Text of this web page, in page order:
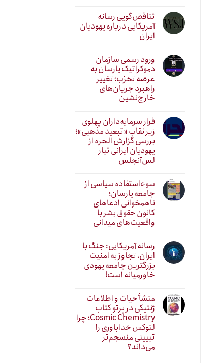
تناقض‌گویی رسانه
آمریکایی درباره یهودیان
ایران
ورود رسمی سازمان
دموکراتیک یارسان به
عرصه تحزب؛ تغییر
راهبرد جریان‌های
خارج‌نشین
فرار سرمایه‌داران پهلوی
زیر نقابِ «تبعید مذهبی»؛
بررسی گزارش الحره از
یهودیان ایرانی تبار
لس‌آنجلس
سوءاستفاده سیاسی از
جامعه یارسان؛
ناهمخوانی ادعاهای
کانون حقوق بشر با
واقعیت‌های میدانی
رسانه آمریکایی: جنگ با
ایران، تجاوز به امنیت
بزرگترین جامعه یهودی
خاورمیانه است!
منشأ حیات و اطلاعات
ژنتیکی در پرتو کتاب
Cosmic Chemistry؛ چرا
لنوکس خداباوری را
تبیینی منسجم‌تر
می‌داند؟